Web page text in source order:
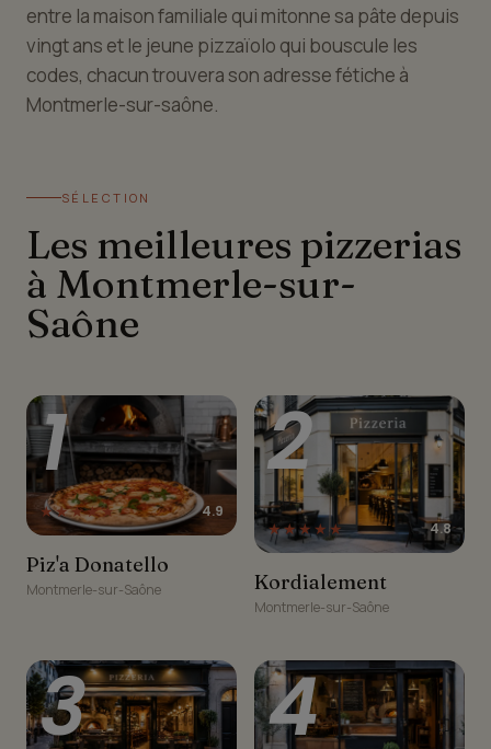
entre la maison familiale qui mitonne sa pâte depuis
vingt ans et le jeune pizzaïolo qui bouscule les
codes, chacun trouvera son adresse fétiche à
Montmerle-sur-saône.
SÉLECTION
Les meilleures pizzerias
à Montmerle-sur-
Saône
Piz'a Donatello
1
★★★★★ 4.9
Piz'a Donatello
Montmerle-sur-Saône
Kordialement
2
★★★★★ 4.8
Kordialement
Montmerle-sur-Saône
3 4